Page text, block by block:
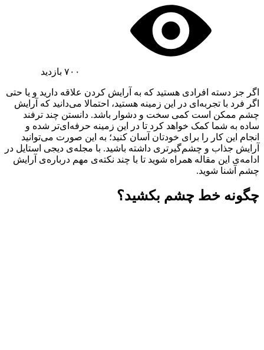
۷۰۰ بازدید
اگر جز دسته افرادی هستید که به آرایش کردن علاقه دارید و یا حتی
اگر فرد با تجربه‌ای در این زمینه هستید، احتمالا می‌دانید که آرایش
چشم ممکن است کمی سخت و دشوار باشد. دانستن چند ترفند
ساده به شما کمک خواهد کرد تا در این زمینه حرفه‌ای‌تر شده و
انجام این کار را برای خودتان آسان کنید؛ به این صورت می‌توانید
آرایش جذاب و چشم‌گیرتری داشته باشید. با مجله‌ی دیجی استایل در
ادامه‌ی این مقاله همراه شوید تا با چند نکته‌ی مهم درباره‌ی آرایش
چشم آشنا شوید.
چگونه خط چشم بکشید؟